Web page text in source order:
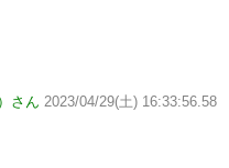
さん 2023/04/29(土) 16:33:56.58